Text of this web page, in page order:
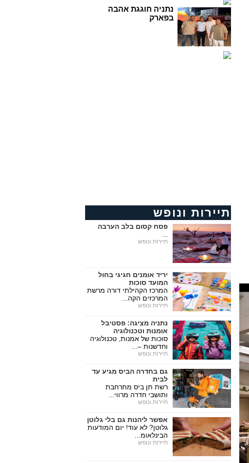
נתניה חוגגת אהבה
בפארק
תיירות ונופש
פסח קסום בלב הערבה
תיירות ונופש
יריד אומנים חגיגי בחול
המועד סוכות
המרכז הקהילתי דורה מרשת
המרכזים הקה...
תיירות ונופש
נתניה מציגה: פסטיבל
אומנות וטכנולוגיה
סוכות של אמנות, טכנולוגיה
וחדשנות –...
תיירות ונופש
גם בחדרה הביס מגיע עד
לבית
רשת תן ביס מתרחבת
ותושבי חדרה מרווי...
תיירות ונופש
אפשר ליהנות גם בלי גלוטן
גלוטן? לא עוד! יום המודעות
הבינלאומ...
תיירות ונופש